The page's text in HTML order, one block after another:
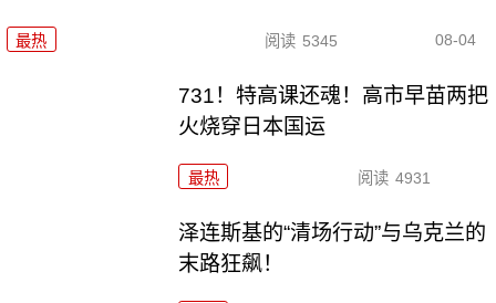
最热 阅读 5345 08-04
731！特高课还魂！高市早苗两把
火烧穿日本国运
最热 阅读 4931
泽连斯基的“清场行动”与乌克兰的
末路狂飙！